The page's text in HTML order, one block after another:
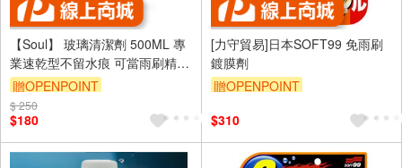
【Soul】 玻璃清潔劑 500ML 專
業速乾型不留水痕 可當雨刷精
汽車居家兩用 玻璃水
贈OPENPOINT
$ 250
$180
[力守貿易]日本SOFT99 免雨刷
鍍膜劑
贈OPENPOINT
$310